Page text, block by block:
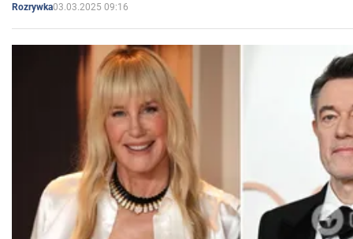
Rozrywka03.03.2025 09:16